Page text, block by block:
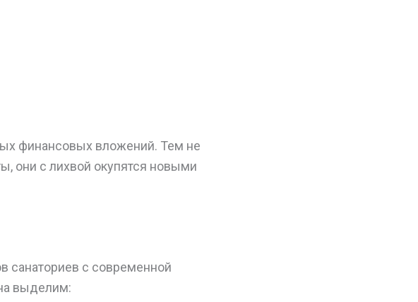
финансовых вложений. Тем не
они с лихвой окупятся новыми
санаториев с современной
выделим: